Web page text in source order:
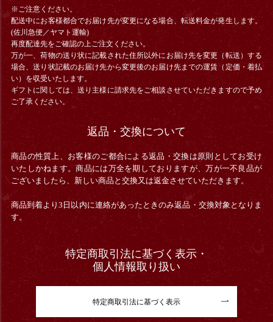
※ご注意ください。
配送中にお客様都合でお届け先が変更になる場合、 転送料金が発生します。
(佐川急便／ヤマト運輸)
再度配達先をご確認の上ご注文ください。
万が一、荷物の送り状に記載された住所以外にお届け先を変更（転送）する
場合、送り状記載のお届け先から変更後のお届け先までの運賃（定価・着払
い）を収受いたします。
ギフトに関しては、送り主様に請求先をご相談させていただきますので予め
ご了承ください。
返品・交換について
商品の性質上、お客様のご都合による返品・交換は原則としてお受け
いたしかねます。商品には万全を期しておりますが、万が一不良品が
ございましたら、新しい商品と交換又は返金させていただきます。
商品到着より3日以内に連絡があったときのみ返品・交換対象となりま
す。
特定商取引法に基づく表示・
個人情報取り扱い
特定商取引法に基づく表示